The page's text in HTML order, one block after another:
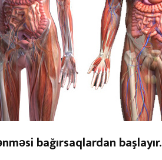
bağırsaqlardan başlayır.